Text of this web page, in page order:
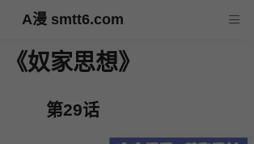
A漫 smtt6.com
《奴家思想》
第29话